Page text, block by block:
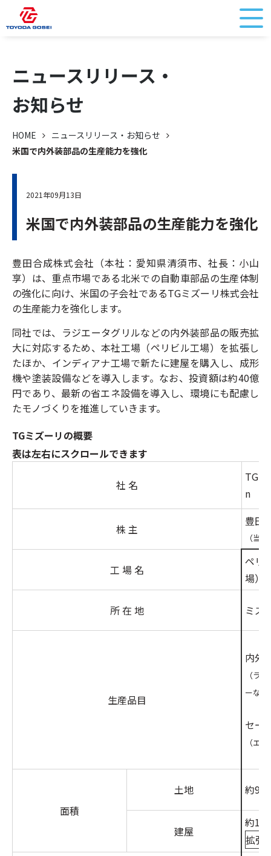
ニュースリリース・
お知らせ
HOME
ニュースリリース・お知らせ
米国で内外装部品の生産能力を強化
2021年09月13日
米国で内外装部品の生産能力を強化
豊田合成株式会社（本社：愛知県清須市、社長：小山
享）は、重点市場である北米での自動車部品の生産体制
の強化に向け、米国の子会社であるTGミズーリ株式会社
の生産能力を強化します。
同社では、ラジエータグリルなどの内外装部品の販売拡
大に対応するため、本社工場（ペリビル工場）を拡張し
たほか、インディアナ工場で新たに建屋を購入し、成形
機や塗装設備などを導入します。なお、投資額は約40億
円であり、最新の省エネ設備を導入し、環境にも配慮し
たモノづくりを推進していきます。
TGミズーリの概要
表は左右にスクロールできます
社 名
TG
n
株 主
豊田
（当
工 場 名
ペリ
場）
所 在 地 ミズ
生産品目
内外
（ラ
ーなど
セー
（エ
面積
土地 約
建屋
約
拡張